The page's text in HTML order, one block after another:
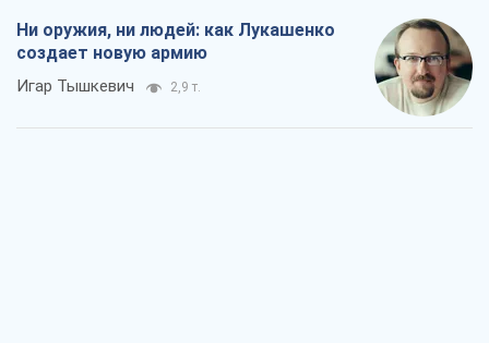
Ни оружия, ни людей: как Лукашенко
создает новую армию
Игар Тышкевич 2,9 т.